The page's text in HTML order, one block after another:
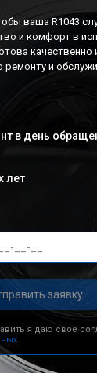
ваша R1043
и комфорт в
качественно
ремонту и
в день
лет
заявку
я даю свое